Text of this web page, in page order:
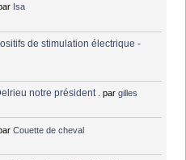
Isa
de stimulation électrique -
notre président . pargilles
Couette de cheval